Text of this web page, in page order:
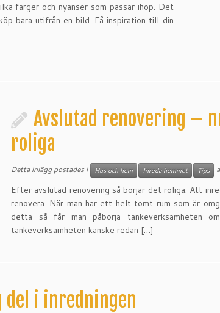
färger och nyanser som passar ihop. Det
bara utifrån en bild. Få inspiration till din
Avslutad renovering –
roliga
Detta inlägg postades i Hus och hem Inreda hemmet Tips
Efter avslutad renovering så börjar det roliga. Att
renovera. När man har ett helt tomt rum som är
detta så får man påbörja tankeverksamheten
tankeverksamheten kanske redan […]
del i inredningen